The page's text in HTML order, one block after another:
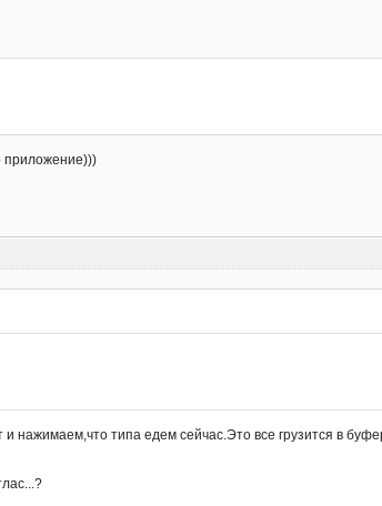
приложение)))
нажимаем,что типа едем сейчас.Это все грузится в